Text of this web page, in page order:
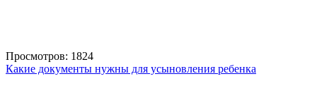
Просмотров: 1824
Какие документы нужны для усыновления ребенка